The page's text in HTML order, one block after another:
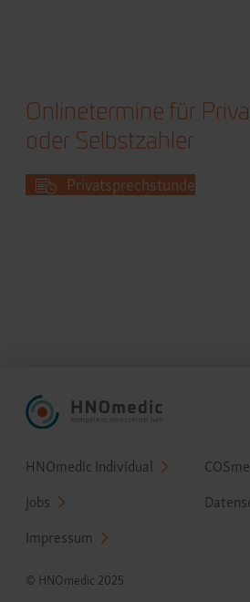
Onlinetermine für
oder Selbstzahler
Privatsprechstunde
© HNOmedic 2025
Fußzeilenmenü
HNOmedic Individual
Jobs
Impressum